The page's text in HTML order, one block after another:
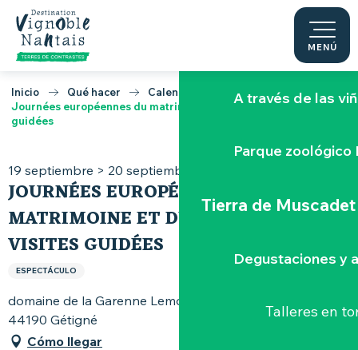
Aller
contenu
principal
MENÚ
Vive el Hellfest
A través de las
Parque zoológico
Tierra de Muscadet
Degustaciones y
Talleres en
Inicio Qué hacer
Calendario
Journées européennes du matrimoine et du patrimoine : visites
guidées
19 septiembre > 20 septiembre
JOURNÉES EUROPÉENNES DU
MATRIMOINE ET DU PATRIMOINE :
VISITES GUIDÉES
ESPECTÁCULO
domaine de la Garenne Lemot, avenue Xavier-Rineau,
44190 Gétigné
Cómo llegar